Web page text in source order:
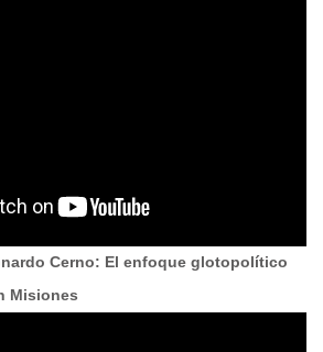
Cerno: El enfoque glotopolítico
Misiones